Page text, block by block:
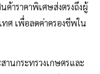
าราคาพิเศษส่งตรงถึงผู้
ศ เพื่อลดค่าครองชีพใน
านกระทรวงเกษตรและ